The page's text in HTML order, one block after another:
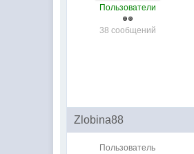
Пользователи
38 сообщений
Zlobina88
Пользователь